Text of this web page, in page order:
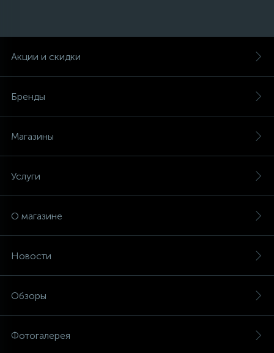
Акции и скидки
Бренды
Магазины
Услуги
О магазине
Новости
Обзоры
Фотогалерея